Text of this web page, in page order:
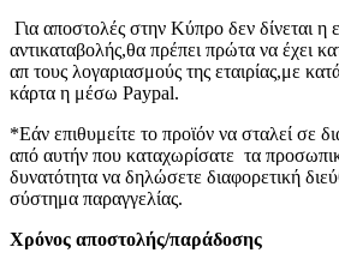
Για αποστολές στην Κύπρο δεν δίνεται η
αντικαταβολής,θα πρέπει πρώτα να έχει
απ τους λογαριασμούς της εταιρίας,με
κάρτα η μέσω Paypal.
*Εάν επιθυμείτε το προϊόν να σταλεί σε
από αυτήν που καταχωρίσατε τα
δυνατότητα να δηλώσετε διαφορετική
σύστημα παραγγελίας.
Χρόνος αποστολής/παράδοσης